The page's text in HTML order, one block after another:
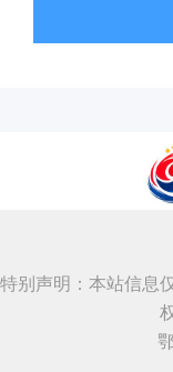
特别声明：本站信息